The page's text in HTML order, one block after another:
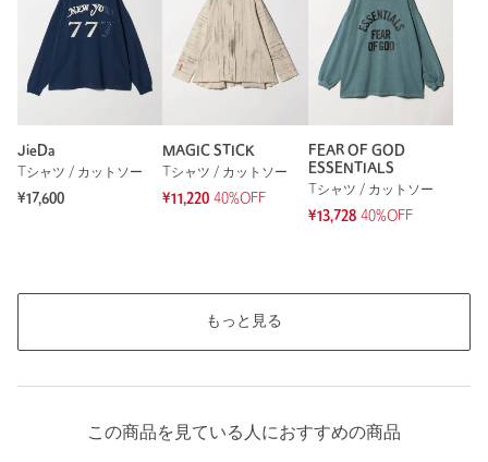
JieDa
Tシャツ / カットソー
¥17,600
MAGIC STICK
Tシャツ / カットソー
¥11,220 40%OFF
FEAR OF GOD
ESSENTIALS
Tシャツ / カットソー
¥13,728 40%OFF
もっと見る
この商品を見ている人におすすめの商品